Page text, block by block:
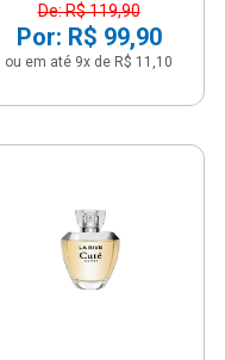
De: R$ 119,90
Por: R$ 99,90
ou em até 9x de R$ 11,10